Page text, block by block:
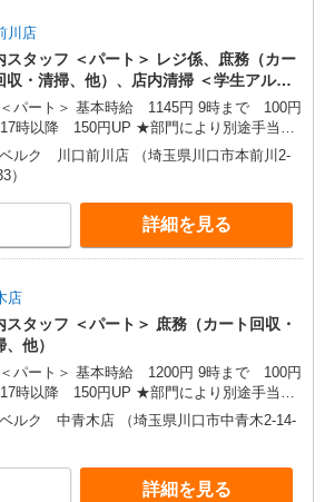
日・祝日手当／時給100円〜150円UP（店舗
る）
ふじみ野市、本庄市、三郷市、皆野町、三芳
毛呂山町、八潮市、寄居町、嵐山町、蕨市 ＜
県＞ 館林市、安中市、太田市、桐生市、高崎
富岡市、中之条町、藤岡市、前橋市 ＜栃木県
市、佐野市、野木町 ＜茨城県＞ 古河市、
取手市、竜ヶ崎市 ＜千葉県＞ 市川市、市
、印西市、浦安市、柏市、佐倉市、白井市、
市、富里市、流山市、成田市、野田市、船橋
調布市、昭島市、稲城市、青梅市、小平市、
八王子市、東大和市 ＜神奈川県＞ 小田原
相模原市、秦野市、平塚市、藤沢市
川店
＜パート＞ レジ係、庶務（カー
・清掃、他）、店内清掃 ＜学生アルバ
＞ レジ係（高校生不可）
＜パート＞ 基本時給 1145円 9時まで 100円
時以降 150円UP ★部門により別途手当が
＜学生アルバイト＞ 17時まで 基
給1145円 17時以降 時給1195円（一律夜間
含む） ※22時以降は18歳以上（高校生不可）
以降 基本時給より25％UP ★評価制度で
UP！ ★パートは日・祝日は更に時給100円
りません。募
ベルク 川口前川店 （埼玉県川口市本前川2-
）
詳細を見る
店
＜パート＞ 庶務（カート回収・
他）
＜パート＞ 基本時給 1200円 9時まで 100円
時以降 150円UP ★部門により別途手当が
※22時以降 基本時給より25％UP
制度で時給UP！ ★パートは日・祝日は更
円UP！ 上記時間帯は募集時間ではあり
ん。募集時間は勤務時間・曜日欄でご確認く
。
ベルク 中青木店 （埼玉県川口市中青木2-14-
詳細を見る